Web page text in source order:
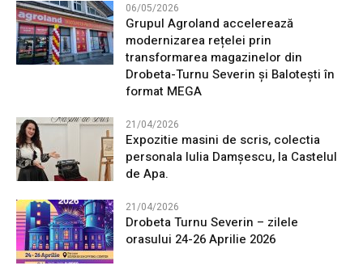
06/05/2026
Grupul Agroland accelerează
modernizarea rețelei prin
transformarea magazinelor din
Drobeta-Turnu Severin și Balotești în
format MEGA
21/04/2026
Expozitie masini de scris, colectia
personala Iulia Damșescu, la Castelul
de Apa.
21/04/2026
Drobeta Turnu Severin – zilele
orasului 24-26 Aprilie 2026